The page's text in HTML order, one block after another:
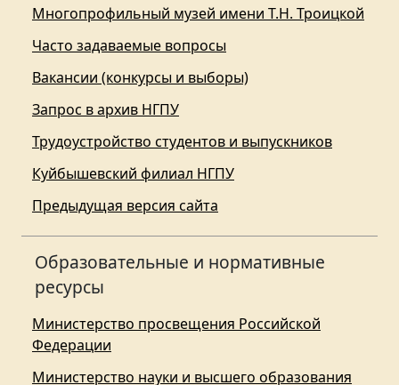
Многопрофильный музей имени Т.Н. Троицкой
Часто задаваемые вопросы
Вакансии (конкурсы и выборы)
Запрос в архив НГПУ
Трудоустройство студентов и выпускников
Куйбышевский филиал НГПУ
Предыдущая версия сайта
Образовательные и нормативные
ресурсы
Министерство просвещения Российской
Федерации
Министерство науки и высшего образования